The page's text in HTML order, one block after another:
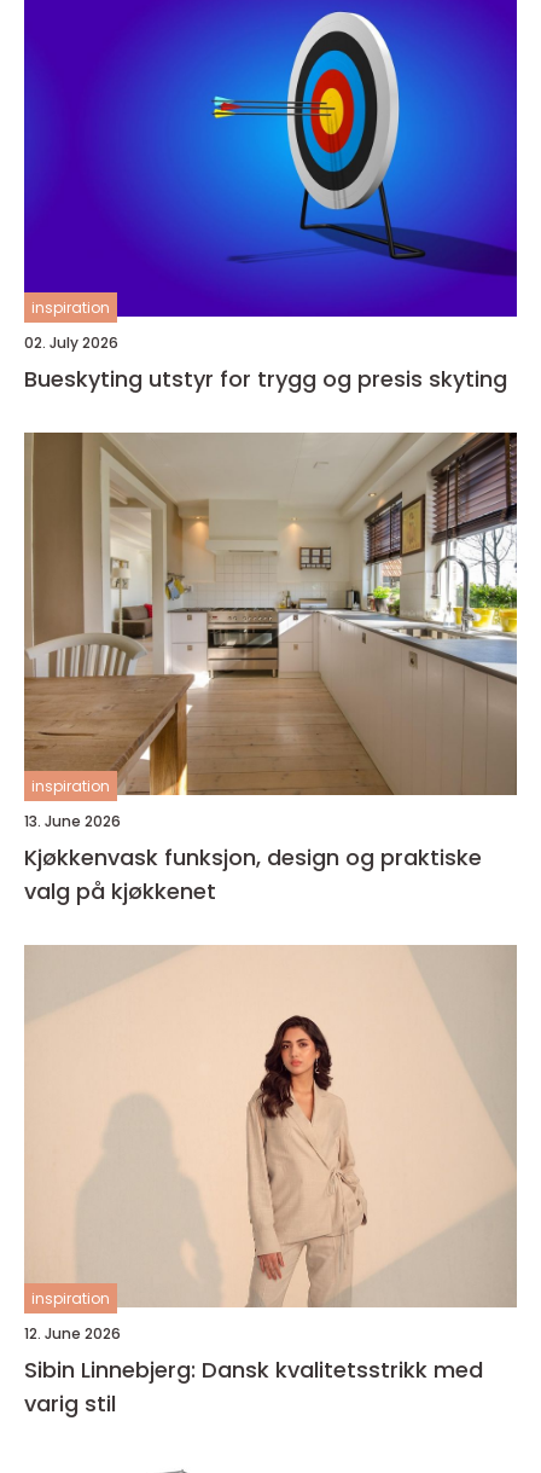
inspiration
02. July 2026
Bueskyting utstyr for trygg og presis skyting
inspiration
13. June 2026
Kjøkkenvask funksjon, design og praktiske
valg på kjøkkenet
inspiration
12. June 2026
Sibin Linnebjerg: Dansk kvalitetsstrikk med
varig stil